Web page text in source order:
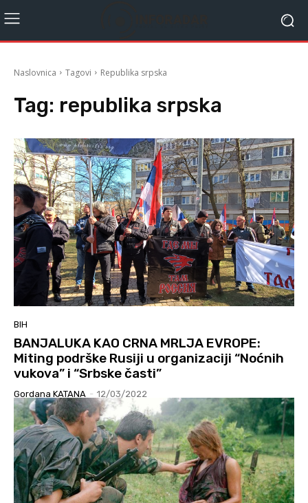
Naslovnica Tagovi Republika srpska
Tag: republika srpska
BIH
BANJALUKA KAO CRNA MRLJA EVROPE:
Miting podrške Rusiji u organizaciji “Noćnih
vukova” i “Srbske časti”
Gordana KATANA - 12/03/2022